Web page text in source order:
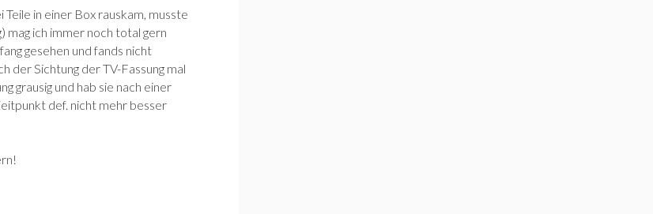
in einer Box rauskam, musste
mag ich immer noch total gern
gesehen und fands nicht
der Sichtung der TV-Fassung mal
grausig und hab sie nach einer
def. nicht mehr besser